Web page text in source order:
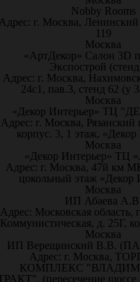
Nobby Rooms
г. Москва, Ленинский
119
Москва
«АртДекор» Салон 3D
Экспострой
Адрес: г. Москва,
24с1, пав.3, стенд 62 (у
Москва
«Декор Интерьер» ТЦ
Адрес: г. Москва, Рязанский
корпус. 3, 1 этаж, «Декор
Москва
«Декор Интерьер» ТЦ
Адрес: г. Москва, 47й км
цокольный этаж «Декор
Москва
ИП Абаева
Адрес: Московская
Коммунистическая, д. 25Г,
Москва
ИП Верещинский В.В.
Адрес: г. Москва,
КОМПЛЕКС
(пересечение шоссе